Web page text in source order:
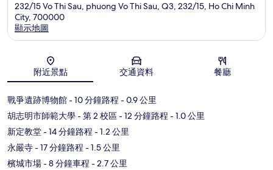
232/15 Vo Thi Sau, phuong Vo Thi Sau, Q3, 232/15, Ho Chi Minh
City, 700000
顯示地圖
附近景點 交通資料 餐廳
戰爭遺跡博物館- 10 分鐘路程 - 0.9 公里
胡志明市師範大學 - 第 2 校區- 12 分鐘路程 - 1.0 公里
新定教堂- 14 分鐘路程 - 1.2 公里
永嚴寺- 17 分鐘路程 - 1.5 公里
檳城市場- 8 分鐘車程 - 2.7 公里